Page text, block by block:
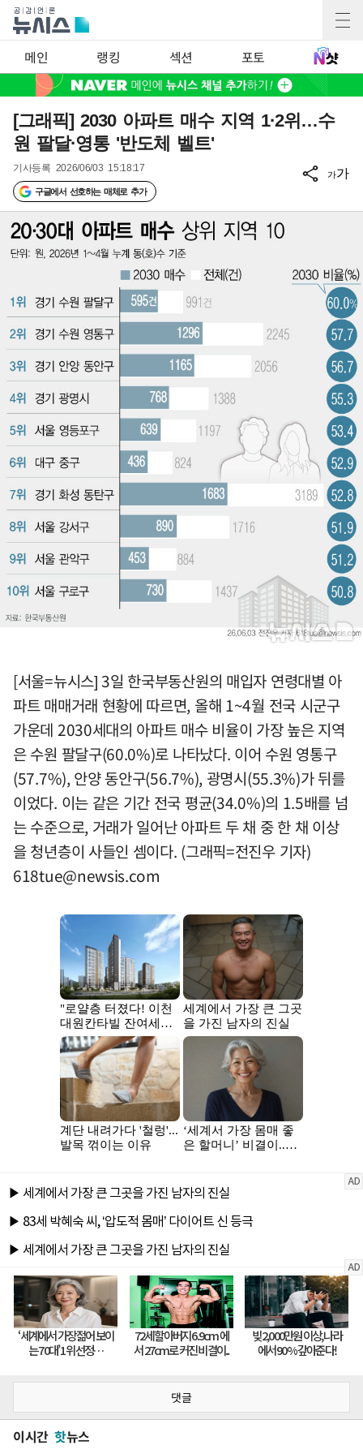
메인 랭킹 섹션 포토
[그래픽] 2030 아파트 매수 지역 1·2위…수
원 팔달·영통 '반도체 벨트'
기사등록 2026/06/03 15:18:17
구글에서 선호하는 매체로 추가
가가
[서울=뉴시스] 3일 한국부동산원의 매입자 연령대별 아
파트 매매거래 현황에 따르면, 올해 1~4월 전국 시군구
가운데 2030세대의 아파트 매수 비율이 가장 높은 지역
은 수원 팔달구(60.0%)로 나타났다. 이어 수원 영통구
(57.7%), 안양 동안구(56.7%), 광명시(55.3%)가 뒤를
이었다. 이는 같은 기간 전국 평균(34.0%)의 1.5배를 넘
는 수준으로, 거래가 일어난 아파트 두 채 중 한 채 이상
을 청년층이 사들인 셈이다. (그래픽=전진우 기자)
618tue@newsis.com
댓글
이시간 핫뉴스